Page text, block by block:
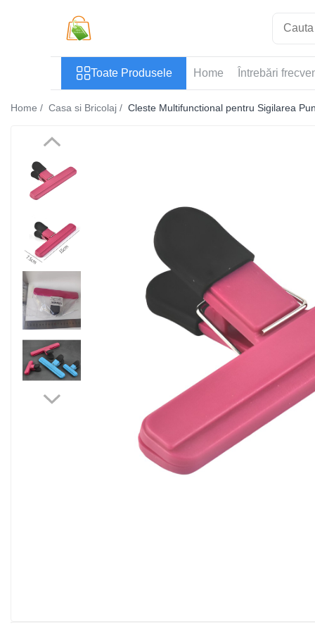
Casa si Bricolaj
Articole pentru Animale
Articole pentru baie
Articole pentru Bucatarie
Accesorii Bucătărie
Dozatoare Condimente
Genti Termoizolante Mancare
Organizatoare si Depozitare
Bucatarie
Organizatoare si Depozitare
Bucatarie
Pahare, Sticle si Cani
Ustensile pentru Bucătărie
Ustensile pentru Bucătărie
Veselă pentru Masă
Articole pentru Casa si Curatenie
Toate Produsele Home Întrebări
Home / Casa si Bricolaj / Cleste Multifunctional pentru Sigilarea